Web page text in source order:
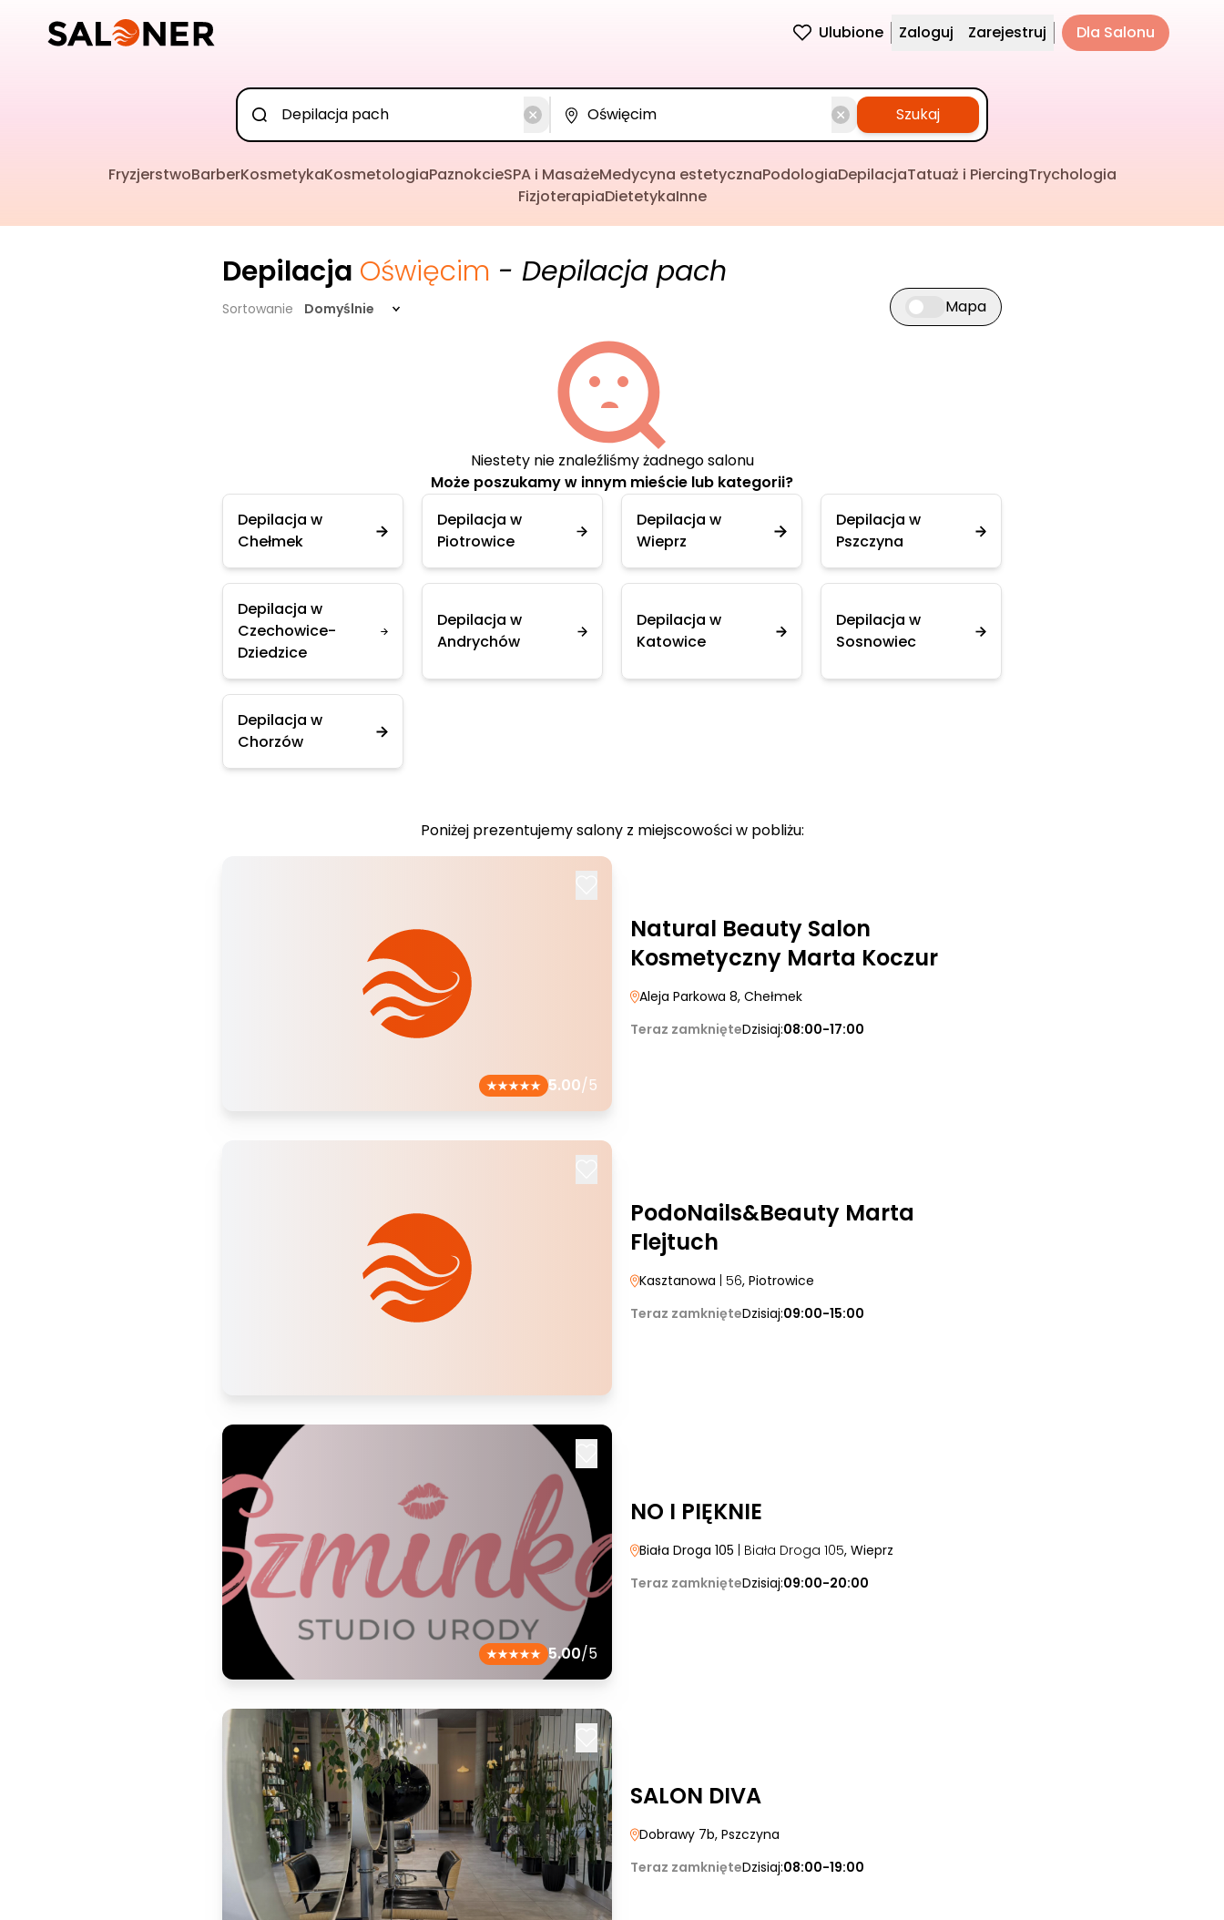
Ulubione Zaloguj Zarejestruj Dla Salonu
Szukaj
FryzjerstwoBarberKosmetykaKosmetologiaPaznokcieSPA i MasażeMedycyna estetycznaPodologiaDepilacjaTatuaż i PiercingTrychologia
FizjoterapiaDietetykaInne
Depilacja Oświęcim - Depilacja pach
Sortowanie Domyślnie Przełącz widok mapy
Mapa
Niestety nie znaleźliśmy żadnego salonu
Może poszukamy w innym mieście lub kategorii?
Depilacja w
Chełmek
Depilacja w
Piotrowice
Depilacja w
Wieprz
Depilacja w
Pszczyna
Depilacja w
Czechowice-
Dziedzice
Depilacja w
Andrychów
Depilacja w
Katowice
Depilacja w
Sosnowiec
Depilacja w
Chorzów
Poniżej prezentujemy salony z miejscowości w pobliżu:
5.00/5
Natural Beauty Salon
Kosmetyczny Marta Koczur
Aleja Parkowa 8, Chełmek
Teraz zamknięteDzisiaj:08:00-17:00
PodoNails&Beauty Marta
Flejtuch
Kasztanowa | 56, Piotrowice
Teraz zamknięteDzisiaj:09:00-15:00
5.00/5
NO I PIĘKNIE
Biała Droga 105 | Biała Droga 105, Wieprz
Teraz zamknięteDzisiaj:09:00-20:00
SALON DIVA
Dobrawy 7b, Pszczyna
Teraz zamknięteDzisiaj:08:00-19:00